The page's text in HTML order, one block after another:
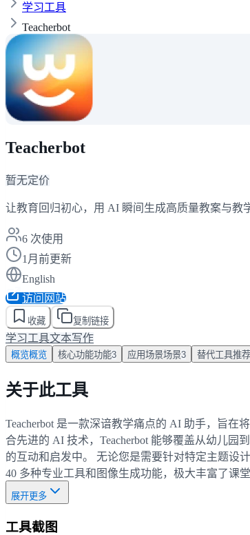
学习工具
Teacherbot
Teacherbot
暂无定价
让教育回归初心，用 AI 瞬间生成高质量教案与教
6 次使用
1月前更新
English
访问网站
收藏 复制链接
学习工具文本写作
概览概览 核心功能功能3 应用场景场景3 替代工具推荐
关于此工具
Teacherbot 是一款深谙教学痛点的 AI 助手，旨
合先进的 AI 技术，Teacherbot 能够覆盖从幼儿
的互动和启发中。 无论您是需要针对特定主题设
40 多种专业工具和图像生成功能，极大丰富了课
展开更多
工具截图